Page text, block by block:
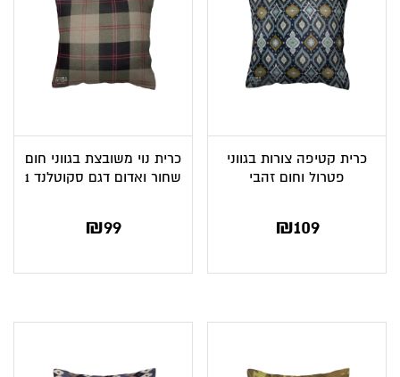
כרית קטיפה צורות בגווני
פטרול וחום זהבי
₪109
כרית נוי משובצת בגווני חום
שחור ואדום דגם סקוטלנד 1
₪99